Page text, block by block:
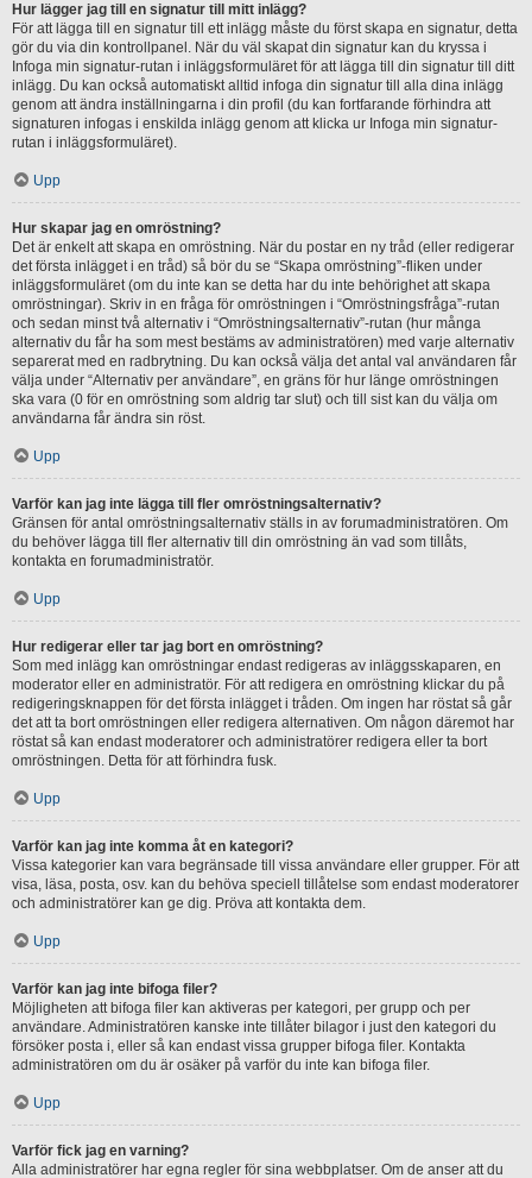
Hur lägger jag till en signatur till mitt inlägg?
För att lägga till en signatur till ett inlägg måste du först skapa en signatur, detta
gör du via din kontrollpanel. När du väl skapat din signatur kan du kryssa i
Infoga min signatur-rutan i inläggsformuläret för att lägga till din signatur till ditt
inlägg. Du kan också automatiskt alltid infoga din signatur till alla dina inlägg
genom att ändra inställningarna i din profil (du kan fortfarande förhindra att
signaturen infogas i enskilda inlägg genom att klicka ur Infoga min signatur-
rutan i inläggsformuläret).
Upp
Hur skapar jag en omröstning?
Det är enkelt att skapa en omröstning. När du postar en ny tråd (eller redigerar
det första inlägget i en tråd) så bör du se “Skapa omröstning”-fliken under
inläggsformuläret (om du inte kan se detta har du inte behörighet att skapa
omröstningar). Skriv in en fråga för omröstningen i “Omröstningsfråga”-rutan
och sedan minst två alternativ i “Omröstningsalternativ”-rutan (hur många
alternativ du får ha som mest bestäms av administratören) med varje alternativ
separerat med en radbrytning. Du kan också välja det antal val användaren får
välja under “Alternativ per användare”, en gräns för hur länge omröstningen
ska vara (0 för en omröstning som aldrig tar slut) och till sist kan du välja om
användarna får ändra sin röst.
Upp
Varför kan jag inte lägga till fler omröstningsalternativ?
Gränsen för antal omröstningsalternativ ställs in av forumadministratören. Om
du behöver lägga till fler alternativ till din omröstning än vad som tillåts,
kontakta en forumadministratör.
Upp
Hur redigerar eller tar jag bort en omröstning?
Som med inlägg kan omröstningar endast redigeras av inläggsskaparen, en
moderator eller en administratör. För att redigera en omröstning klickar du på
redigeringsknappen för det första inlägget i tråden. Om ingen har röstat så går
det att ta bort omröstningen eller redigera alternativen. Om någon däremot har
röstat så kan endast moderatorer och administratörer redigera eller ta bort
omröstningen. Detta för att förhindra fusk.
Upp
Varför kan jag inte komma åt en kategori?
Vissa kategorier kan vara begränsade till vissa användare eller grupper. För att
visa, läsa, posta, osv. kan du behöva speciell tillåtelse som endast moderatorer
och administratörer kan ge dig. Pröva att kontakta dem.
Upp
Varför kan jag inte bifoga filer?
Möjligheten att bifoga filer kan aktiveras per kategori, per grupp och per
användare. Administratören kanske inte tillåter bilagor i just den kategori du
försöker posta i, eller så kan endast vissa grupper bifoga filer. Kontakta
administratören om du är osäker på varför du inte kan bifoga filer.
Upp
Varför fick jag en varning?
Alla administratörer har egna regler för sina webbplatser. Om de anser att du